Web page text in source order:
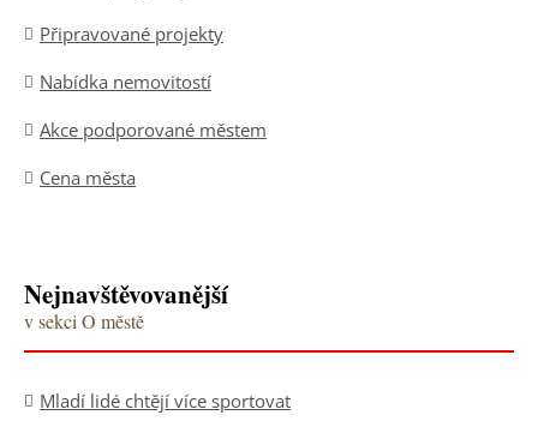
Připravované projekty
Nabídka nemovitostí
Akce podporované městem
Cena města
Nejnavštěvovanější
v sekci O městě
Mladí lidé chtějí více sportovat